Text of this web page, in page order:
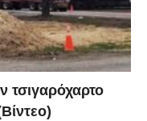
τσιγαρόχαρτο